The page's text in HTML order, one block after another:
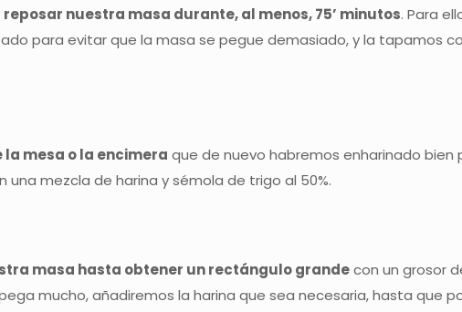
nuestra masa durante, al menos, 75’ minutos. Para
para evitar que la masa se pegue demasiado, y la tapamos
mesa o la encimera que de nuevo habremos enharinado bien
mezcla de harina y sémola de trigo al 50%.
masa hasta obtener un rectángulo grandecon un grosor
mucho, añadiremos la harina que sea necesaria, hasta que